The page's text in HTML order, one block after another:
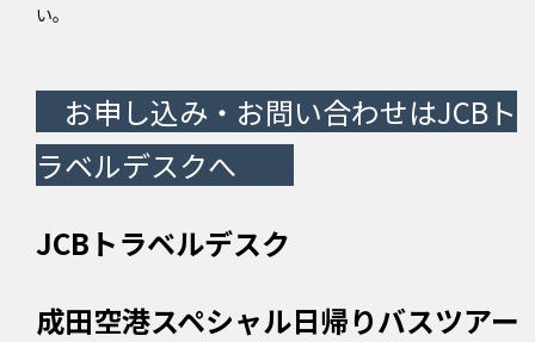
い。
お申し込み・お問い合わせはJCBト
ラベルデスクへ
JCBトラベルデスク
成田空港スペシャル日帰りバスツアー